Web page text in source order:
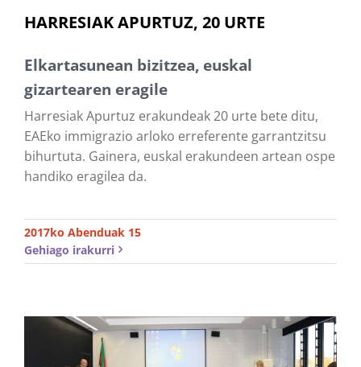
HARRESIAK APURTUZ, 20 URTE
Elkartasunean bizitzea, euskal
gizartearen eragile
Harresiak Apurtuz erakundeak 20 urte bete ditu,
EAEko immigrazio arloko erreferente garrantzitsu
bihurtuta. Gainera, euskal erakundeen artean ospe
handiko eragilea da.
2017ko Abenduak 15
Gehiago irakurri